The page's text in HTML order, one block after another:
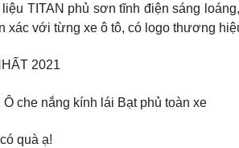
TITAN phủ sơn tĩnh điện sáng
với từng xe ô tô, có logo thương
2021
che nắng kính lái Bạt phủ toàn xe
quà ạ!